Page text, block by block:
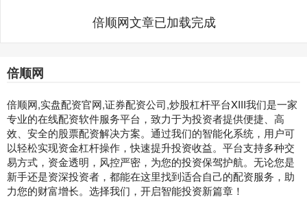
倍顺网文章已加载完成
倍顺网
倍顺网,实盘配资官网,证券配资公司,炒股杠杆平台XIII‌我们是一家
专业的在线配资软件服务平台，致力于为投资者提供便捷、高
效、安全的股票配资解决方案。通过我们的智能化系统，用户可
以轻松实现资金杠杆操作，快速提升投资收益。平台支持多种交
易方式，资金透明，风控严密，为您的投资保驾护航。无论您是
新手还是资深投资者，都能在这里找到适合自己的配资服务，助
力您的财富增长。选择我们，开启智能投资新篇章！